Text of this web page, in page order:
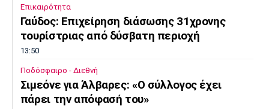
Επικαιρότητα
Γαύδος: Επιχείρηση διάσωσης 31χρονης
τουρίστριας από δύσβατη περιοχή
13:50
Ποδόσφαιρο - Διεθνή
Σιμεόνε για Άλβαρες: «Ο σύλλογος έχει
πάρει την απόφασή του»